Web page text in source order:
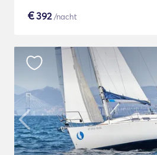
€392/nacht